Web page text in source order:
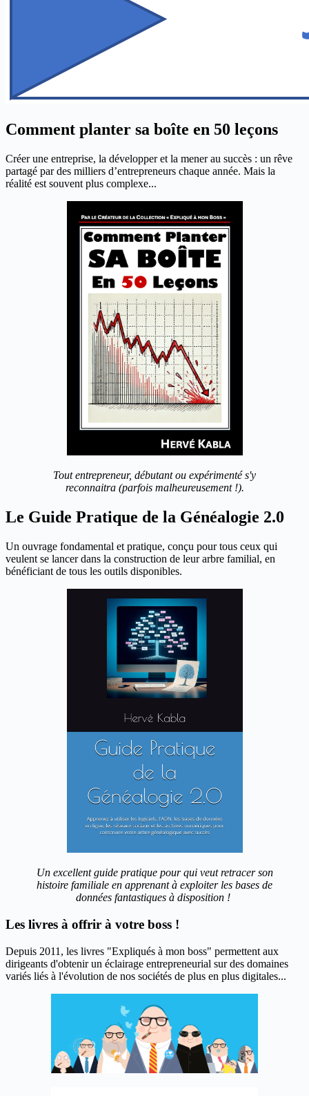
Comment planter sa boîte en 50 leçons
Créer une entreprise, la développer et la mener au succès : un rêve
partagé par des milliers d’entrepreneurs chaque année. Mais la
réalité est souvent plus complexe...
Tout entrepreneur, débutant ou expérimenté s'y
reconnaitra (parfois malheureusement !).
Le Guide Pratique de la Généalogie 2.0
Un ouvrage fondamental et pratique, conçu pour tous ceux qui
veulent se lancer dans la construction de leur arbre familial, en
bénéficiant de tous les outils disponibles.
Un excellent guide pratique pour qui veut retracer son
histoire familiale en apprenant à exploiter les bases de
données fantastiques à disposition !
Les livres à offrir à votre boss !
Depuis 2011, les livres "Expliqués à mon boss" permettent aux
dirigeants d'obtenir un éclairage entrepreneurial sur des domaines
variés liés à l'évolution de nos sociétés de plus en plus digitales...